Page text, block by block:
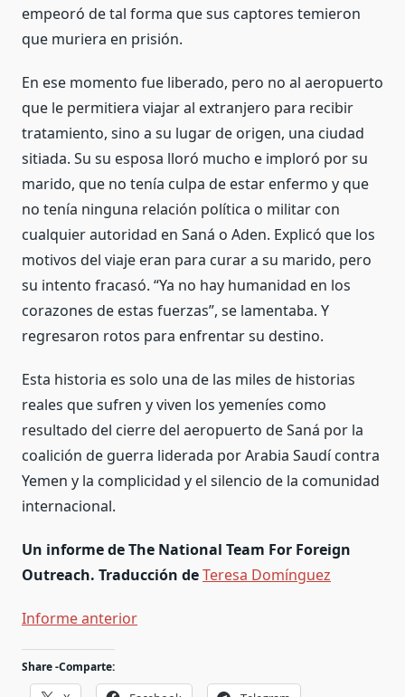
empeoró de tal forma que sus captores temieron
que muriera en prisión.
En ese momento fue liberado, pero no al aeropuerto
que le permitiera viajar al extranjero para recibir
tratamiento, sino a su lugar de origen, una ciudad
sitiada. Su su esposa lloró mucho e imploró por su
marido, que no tenía culpa de estar enfermo y que
no tenía ninguna relación política o militar con
cualquier autoridad en Saná o Aden. Explicó que los
motivos del viaje eran para curar a su marido, pero
su intento fracasó. “Ya no hay humanidad en los
corazones de estas fuerzas”, se lamentaba. Y
regresaron rotos para enfrentar su destino.
Esta historia es solo una de las miles de historias
reales que sufren y viven los yemeníes como
resultado del cierre del aeropuerto de Saná por la
coalición de guerra liderada por Arabia Saudí contra
Yemen y la complicidad y el silencio de la comunidad
internacional.
Un informe de The National Team For Foreign
Outreach. Traducción deTeresa Domínguez
Informe anterior
Share -Comparte: